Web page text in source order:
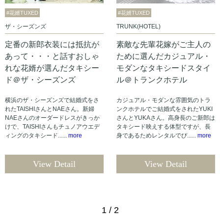
#花婿TUXED
ザ・シーズンズ
定番の新郎衣装には抵抗が
あって・・・と話すおしゃ
れな花婿が選んだタキシー
ド＠ザ・シーズンズ
横浜のザ・シーズンズで結婚式をさ
れたTAISHIさんとNAEさん。新婦
NAEさんのオーダードレスがきっか
けで、TAISHIさんもチュノアウエデ
ィングのタキシード...... more
View Detail
#花婿TUXED
TRUNK(HOTEL)
素敵な先輩花嫁がご主人の
ために選んだカジュアル・
モダンなタキシードスタイ
ル＠トランクホテル
カジュアル・モダンな雰囲気のトラ
ンクホテルでご結婚式をされたYUKI
さんとYUKAさん。高身長のご新郎は
タキシード映えする体型ですが、長
身であるためレンタルでぴ...... more
View Detail
1 / 2